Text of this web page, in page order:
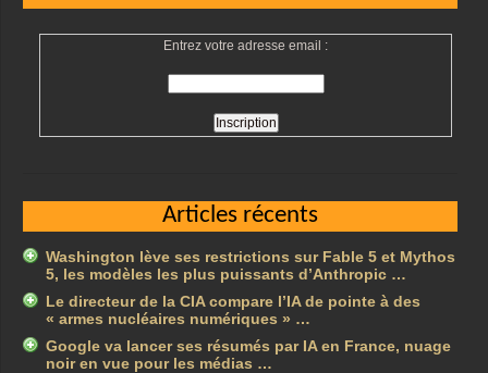
Entrez votre adresse email :
Articles récents
Washington lève ses restrictions sur Fable 5 et Mythos
5, les modèles les plus puissants d’Anthropic …
Le directeur de la CIA compare l’IA de pointe à des
« armes nucléaires numériques » …
Google va lancer ses résumés par IA en France, nuage
noir en vue pour les médias …